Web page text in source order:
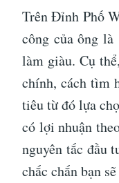
Trên Đỉnh Phố
công của ông
làm giàu. Cụ
chính, cách tìm
tiêu từ đó lựa
có lợi nhuận
nguyên tắc đầu
chắc chắn bạn